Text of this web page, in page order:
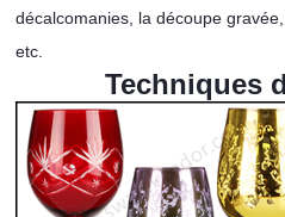
décalcomanies, la découpe
etc.
Techniques